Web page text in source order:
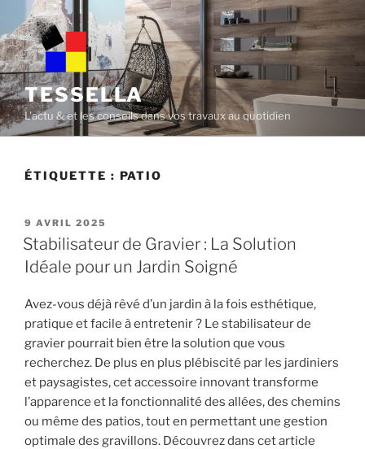
content
TESSELLA
L'actu & et les conseils dans vos travaux au quotidien
ÉTIQUETTE : PATIO
POSTED
ON
9 AVRIL 2025
Stabilisateur de Gravier : La Solution
Idéale pour un Jardin Soigné
Avez-vous déjà rêvé d’un jardin à la fois esthétique,
pratique et facile à entretenir ? Le stabilisateur de
gravier pourrait bien être la solution que vous
recherchez. De plus en plus plébiscité par les jardiniers
et paysagistes, cet accessoire innovant transforme
l’apparence et la fonctionnalité des allées, des chemins
ou même des patios, tout en permettant une gestion
optimale des gravillons. Découvrez dans cet article